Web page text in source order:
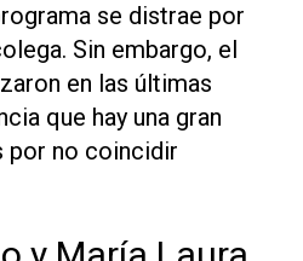
se distrae por
Sin embargo, el
en las últimas
que hay una gran
por no coincidir